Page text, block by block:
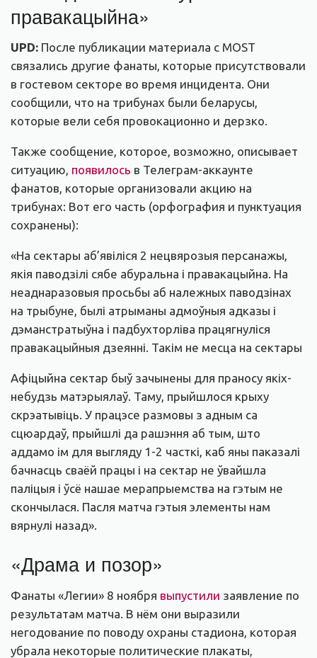
правакацыйна»
UPD: После публикации материала с MOST
связались другие фанаты, которые присутствовали
в гостевом секторе во время инцидента. Они
сообщили, что на трибунах были беларусы,
которые вели себя провокационно и дерзко.
Также сообщение, которое, возможно, описывает
ситуацию, появилось в Телеграм-аккаунте
фанатов, которые организовали акцию на
трибунах: Вот его часть (орфография и пунктуация
сохранены):
«На сектары аб’явіліся 2 нецвярозыя персанажы,
якія паводзілі сябе абуральна і правакацыйна. На
неаднаразовыя просьбы аб належных паводзінах
на трыбуне, былі атрыманы адмоўныя адказы і
дэманстратыўна і падбухторліва працягнуліся
правакацыйныя дзеянні. Такім не месца на сектары
Афіцыйна сектар быў зачынены для праносу якіх-
небудзь матэрыялаў. Таму, прыйшлося крыху
скрэатывіць. У працэсе размовы з адным са
сцюардаў, прыйшлі да рашэння аб тым, што
аддамо ім для выгляду 1-2 часткі, каб яны паказалі
бачнасць сваёй працы і на сектар не ўвайшла
паліцыя і ўсё нашае мерапрыемства на гэтым не
скончылася. Пасля матча гэтыя элементы нам
вярнулі назад».
«Драма и позор»
Фанаты «Легии» 8 ноября выпустили заявление по
результатам матча. В нём они выразили
негодование по поводу охраны стадиона, которая
убрала некоторые политические плакаты,